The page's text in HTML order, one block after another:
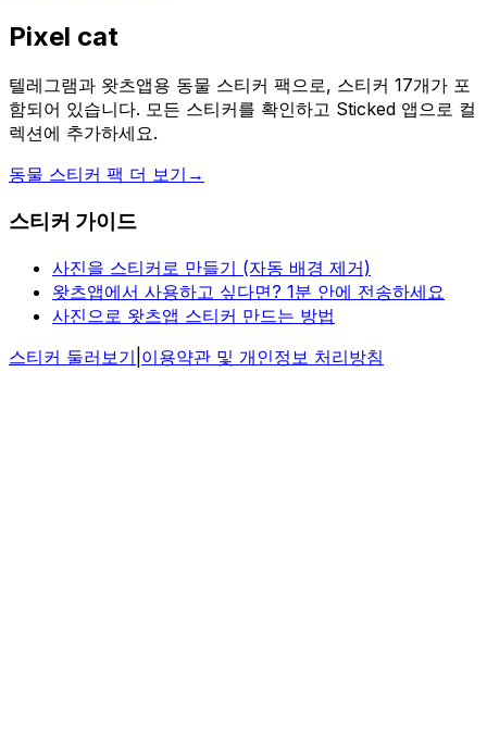
Pixel cat
텔레그램과 왓츠앱용 동물 스티커 팩으로, 스티커 17개가 포
함되어 있습니다. 모든 스티커를 확인하고 Sticked 앱으로 컬
렉션에 추가하세요.
동물 스티커 팩 더 보기 →
스티커 가이드
사진을 스티커로 만들기 (자동 배경 제거)
왓츠앱에서 사용하고 싶다면? 1분 안에 전송하세요
사진으로 왓츠앱 스티커 만드는 방법
스티커 둘러보기 이용약관 및 개인정보 처리방침